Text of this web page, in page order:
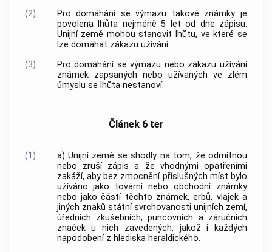
(2)
Pro domáhání se výmazu takové známky je
povolena lhůta nejméně 5 let od dne zápisu.
Unijní země mohou stanovit lhůtu, ve které se
lze domáhat zákazu užívání.
(3)
Pro domáhání se výmazu nebo zákazu užívání
známek zapsaných nebo užívaných ve zlém
úmyslu se lhůta nestanoví.
Článek 6 ter
(1) a) Unijní země se shodly na tom, že odmítnou
nebo zruší zápis a že vhodnými opatřeními
zakáží, aby bez zmocnění příslušných míst bylo
užíváno jako tovární nebo obchodní známky
nebo jako částí těchto známek, erbů, vlajek a
jiných znaků státní svrchovanosti unijních zemí,
úředních zkušebních, puncovních a záručních
značek u nich zavedených, jakož i každých
napodobení z hlediska heraldického.